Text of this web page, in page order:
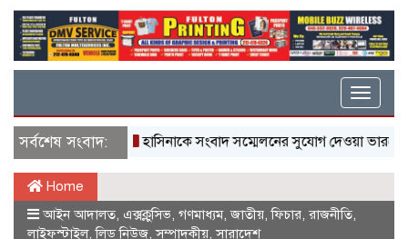
Toggle
সর্বশেষ সংবাদ:
হাসিনাকে সংবাদ সম্মেলনের সুযোগ দেওয়া ভারতের
Home
আইন আদালত, এক্সক্লুসিভ, গণমাধ্যম,জাতীয়,ফিচার, রাজনীতি,
লাইফস্টাইল,লিড নিউজ,সম্পাদকীয়,সারাদেশ